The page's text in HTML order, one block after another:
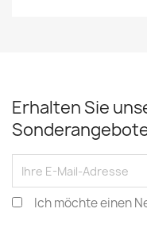
Erhalten Sie
Ich möchte einen